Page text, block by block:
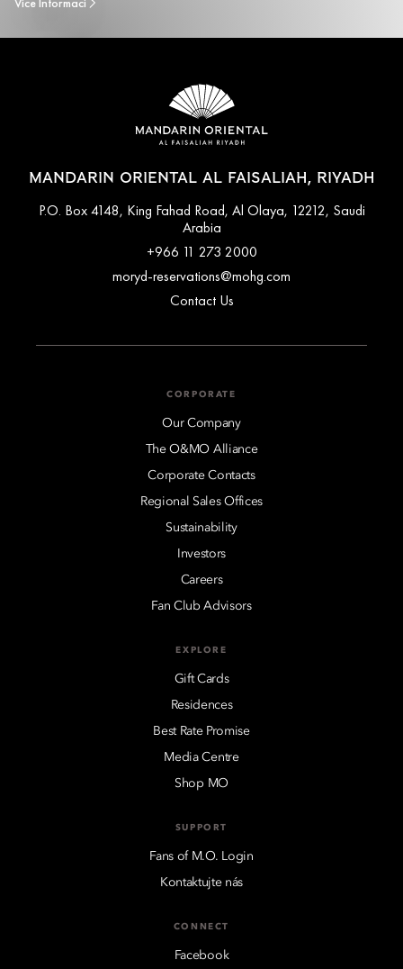
MANDARIN ORIENTAL AL FAISALIAH, RIYADH
P.O. Box 4148, King Fahad Road, Al Olaya, 12212, Saudi
Arabia
+966 11 273 2000
moryd-reservations@mohg.com
Contact Us
CORPORATE
Our Company
The O&MO Alliance
Corporate Contacts
Regional Sales Offices
Sustainability
Investors
Careers
Fan Club Advisors
EXPLORE
Gift Cards
Residences
Best Rate Promise
Media Centre
Shop MO
SUPPORT
Fans of M.O. Login
Kontaktujte nás
CONNECT
Facebook